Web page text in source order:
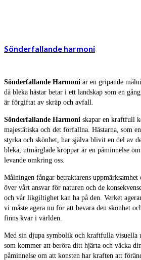
Sönderfallande harmoni
Sönderfallande Harmoni är en gripande
då bleka hästar betar i ett landskap som en
är förgiftat av skräp och avfall.
Sönderfallande Harmoni skapar en kraftfull
majestätiska och det förfallna. Hästarna, som
styrka och skönhet, har själva blivit en del av
bleka, utmärglade kroppar är en påminnelse
levande omkring oss.
Målningen fångar betraktarens
över vårt ansvar för naturen och de
och vår likgiltighet kan ha på den. Verket
vi måste agera nu för att bevara den skönhet
finns kvar i världen.
Med sin djupa symbolik och kraftfulla visuella
som kommer att beröra ditt hjärta och väcka
påminnelse om att konsten har kraften att